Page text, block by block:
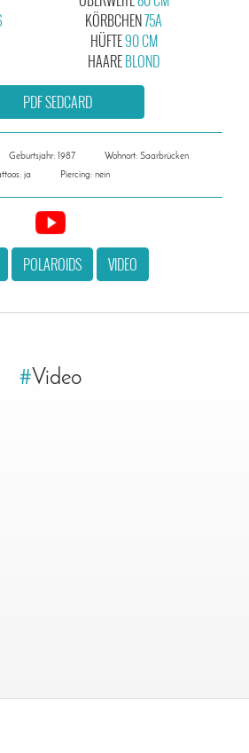
KÖRBCHEN75A
HÜFTE90 CM
HAAREBLOND
PDF SEDCARD
Geburtsjahr: 1987
Wohnort: Saarbrücken
ja
Piercing: nein
POLAROIDS VIDEO
#Video